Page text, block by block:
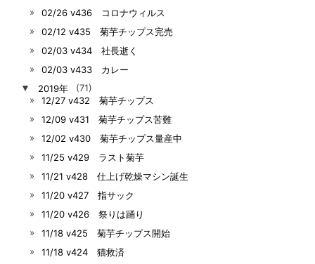
02/26 v436 コロナウィルス
02/12 v435 菊芋チップス完売
02/03 v434 社長逝く
02/03 v433 カレー
▼
2019年
(71)
12/27 v432 菊芋チップス
12/09 v431 菊芋チップス苦難
12/02 v430 菊芋チップス量産中
11/25 v429 ラスト菊芋
11/21 v428 仕上げ乾燥マシン誕生
11/20 v427 指サック
11/20 v426 祭りは踊り
11/18 v425 菊芋チップス開始
11/18 v424 猫救済